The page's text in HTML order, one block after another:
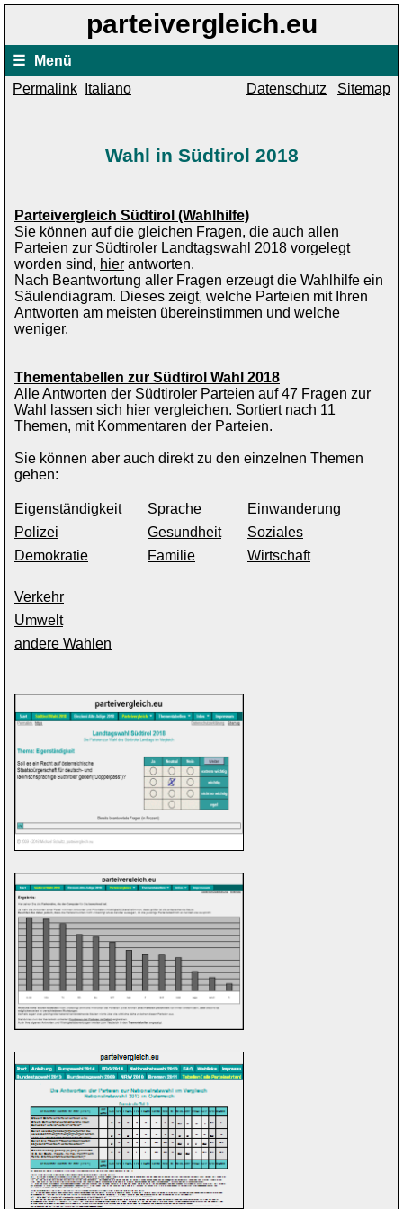
parteivergleich.eu
☰
Menü
Permalink
Italiano Datenschutz Sitemap
Wahl in Südtirol 2018
Parteivergleich Südtirol (Wahlhilfe)
Sie können auf die gleichen Fragen, die auch allen
Parteien zur Südtiroler Landtagswahl 2018 vorgelegt
worden sind, hier antworten.
Nach Beantwortung aller Fragen erzeugt die Wahlhilfe ein
Säulendiagram. Dieses zeigt, welche Parteien mit Ihren
Antworten am meisten übereinstimmen und welche
weniger.
Thementabellen zur Südtirol Wahl 2018
Alle Antworten der Südtiroler Parteien auf 47 Fragen zur
Wahl lassen sich hier vergleichen. Sortiert nach 11
Themen, mit Kommentaren der Parteien.
Sie können aber auch direkt zu den einzelnen Themen
gehen:
Eigenständigkeit
Polizei
Demokratie
Sprache
Gesundheit
Familie
Einwanderung
Soziales
Wirtschaft
Verkehr
Umwelt
andere Wahlen